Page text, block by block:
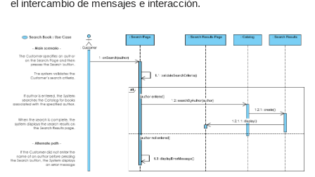
el intercambio de mensajes e interacción.